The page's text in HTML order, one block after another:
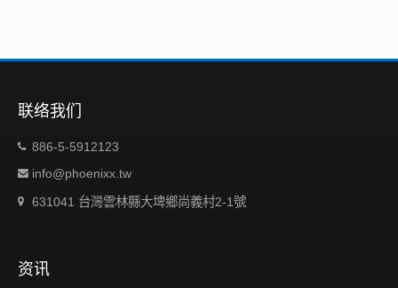
联络我们
886-5-5912123
info@phoenixx.tw
631041 台灣雲林縣大埤鄉尚義村2-1號
资讯